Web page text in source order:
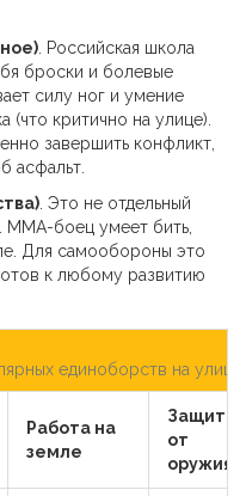
. Российская школа
броски и болевые
силу ног и умение
(что критично на улице).
завершить конфликт,
асфальт.
. Это не отдельный
MMA-боец умеет бить,
Для самообороны это
к любому развитию
единоборств на улице
Работа на
земле
Защита
от
оружия